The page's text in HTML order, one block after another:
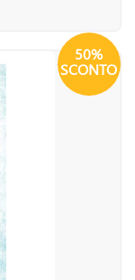
50%
SCONTO